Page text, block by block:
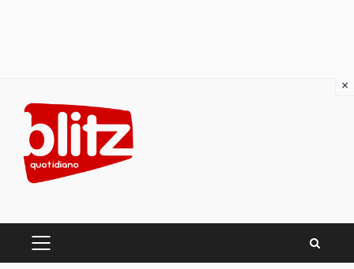
content
PRIMARY
×